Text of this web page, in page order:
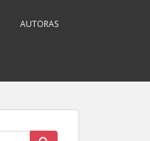
AUTORAS